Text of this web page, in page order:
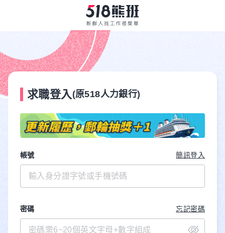
求職登入 (原518人力銀行)
帳號 簡訊登入
密碼 忘記密碼